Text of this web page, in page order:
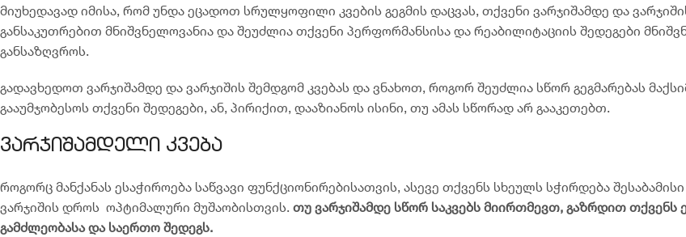
მიუხედავად იმისა, რომ უნდა ეცადოთ სრულყოფილი კვების გეგმის დაცვას, თქვენი ვარჯიშამდე და
განსაკუთრებით მნიშვნელოვანია და შეუძლია თქვენი პერფორმანსისა და რეაბილიტაციის შედეგები
განსაზღვროს.
გადავხედოთ ვარჯიშამდე და ვარჯიშის შემდგომ კვებას და ვნახოთ, როგორ შეუძლია სწორ გეგმარებას
გააუმჯობესოს თქვენი შედეგები, ან, პირიქით, დააზიანოს ისინი, თუ ამას სწორად არ გააკეთებთ.
ვარჯიშამდელი კვება
როგორც მანქანას ესაჭიროება საწვავი ფუნქციონირებისათვის, ასევე თქვენს სხეულს სჭირდება
ვარჯიშის დროს ოპტიმალური მუშაობისთვის. თუ ვარჯიშამდე სწორ საკვებს მიირთმევთ, გაზრდით თქვენს
გამძლეობასა და საერთო შედეგს.